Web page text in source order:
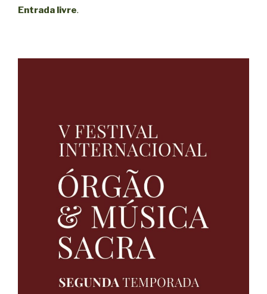
Entrada livre.